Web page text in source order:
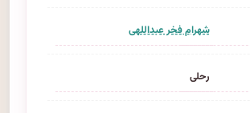
شهرام فخر عبداللهی
رحلی